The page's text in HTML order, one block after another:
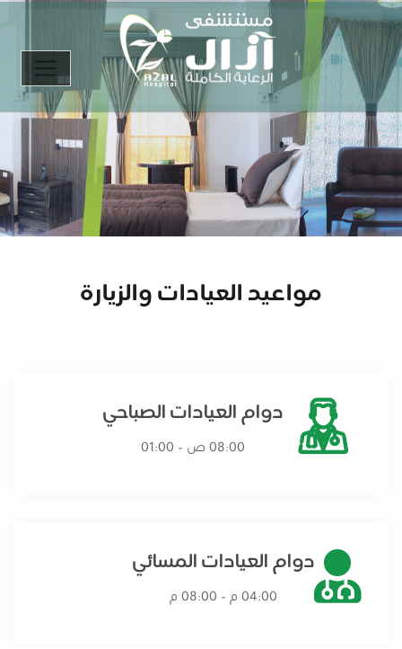
مواعيد العيادات والزيارة
دوام العيادات الصباحي
08:00 ص – 01:00
دوام العيادات المسائي
04:00 م – 08:00 م